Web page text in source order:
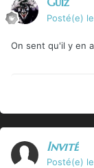
Posté(e)
On sent qu'il y en
Invité
Posté(e)